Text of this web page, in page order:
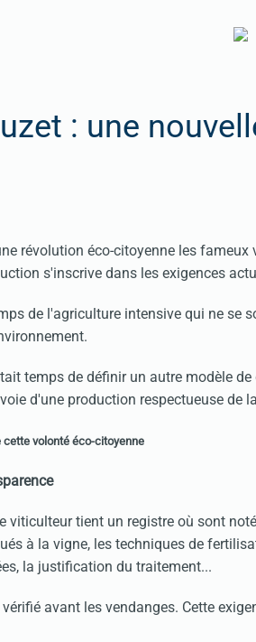
: une
révolution éco-citoyenne les
s'inscrive dans les exigences
de l'agriculture intensive qui ne se
temps de définir un autre modèle
d'une production respectueuse de
cette volonté éco-citoyenne
viticulteur tient un registre où sont
à la vigne, les techniques de
la justification du traitement...
avant les vendanges. Cette